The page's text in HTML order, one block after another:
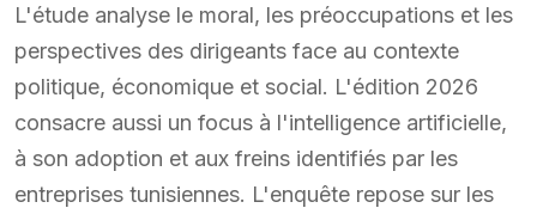
L'étude analyse le moral, les préoccupations et les
perspectives des dirigeants face au contexte
politique, économique et social. L'édition 2026
consacre aussi un focus à l'intelligence artificielle,
à son adoption et aux freins identifiés par les
entreprises tunisiennes. L'enquête repose sur les